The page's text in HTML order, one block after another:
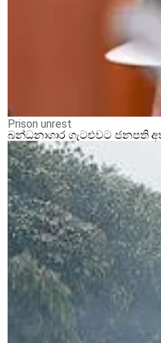
Prison unrest
බන්ධනාගාර ගැටළුවට ජනපති